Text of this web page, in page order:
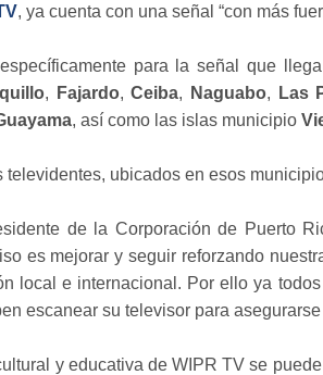
, ya cuenta con una señal “con más
para la señal que
, Fajardo,Ceiba, Naguabo, Las
, así como las islas municipio
televidentes, ubicados en esos
de la Corporación de Puerto
es mejorar y seguir reforzando
local e internacional. Por ello ya
escanear su televisor para
y educativa de WIPR TV se